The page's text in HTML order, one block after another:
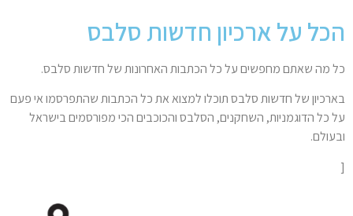
הכל על ארכיון חדשות סלבס
כל מה שאתם מחפשים על כל הכתבות האחרונות של חדשות סלבס.
בארכיון של חדשות סלבס תוכלו למצוא את כל הכתבות שהתפרסמו אי פעם
על כל הדוגמניות, השחקנים, הסלבס והכוכבים הכי מפורסמים בישראל
ובעולם.
[